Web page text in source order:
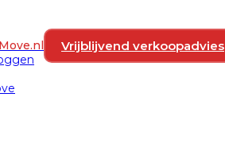
voettekst
Move.nl Vrijblijvend verkoopadvies